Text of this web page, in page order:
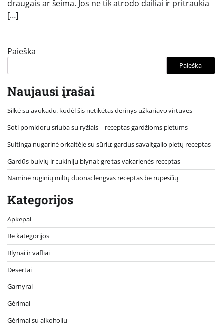
draugais ar šeima. Jos ne tik atrodo dailiai ir pritraukia
[…]
Paieška
Paieška
Naujausi įrašai
Silkė su avokadu: kodėl šis netikėtas derinys užkariavo virtuves
Soti pomidorų sriuba su ryžiais – receptas gardžioms pietums
Sultinga nugarinė orkaitėje su sūriu: gardus savaitgalio pietų receptas
Gardūs bulvių ir cukinijų blynai: greitas vakarienės receptas
Naminė ruginių miltų duona: lengvas receptas be rūpesčių
Kategorijos
Apkepai
Be kategorijos
Blynai ir vafliai
Desertai
Garnyrai
Gėrimai
Gėrimai su alkoholiu